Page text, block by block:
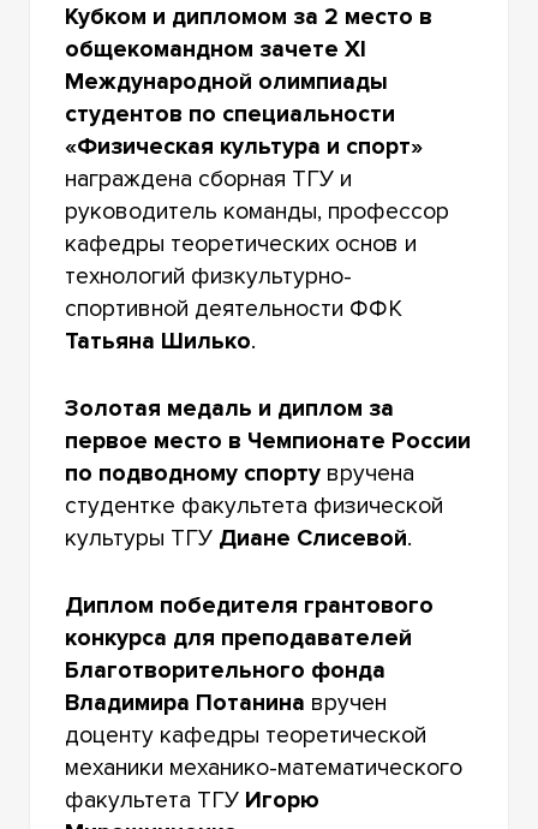
Кубком и дипломом за 2 место в
общекомандном зачете XI
Международной олимпиады
студентов по специальности
«Физическая культура и спорт»
награждена сборная ТГУ и
руководитель команды, профессор
кафедры теоретических основ и
технологий физкультурно-
спортивной деятельности ФФК
Татьяна Шилько.
Золотая медаль и диплом за
первое место в Чемпионате России
по подводному спорту вручена
студентке факультета физической
культуры ТГУ Диане Слисевой.
Диплом победителя грантового
конкурса для преподавателей
Благотворительного фонда
Владимира Потанина вручен
доценту кафедры теоретической
механики механико-математического
факультета ТГУ Игорю